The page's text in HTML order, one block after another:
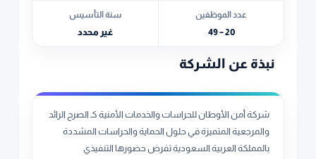
عدد الموظفين
20 – 49
سنة التأسيس
غير محدد
نبذة عن الشركة
شركة أمن الأوطان للحراسات والخدمات الأمنية كـ الصرح الرائد
والمرجعية المتميزة في حلول الحماية والحراسات المشددة
بالمملكة العربية السعودية تفرض حضورها التنفيذي